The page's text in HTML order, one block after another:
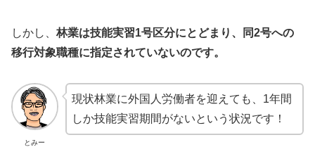
しかし、 林業は技能実習1号区分にとどまり、同2号への
移行対象職種に指定されていないのです。
とみー
現状林業に外国人労働者を迎えても、1年間
しか技能実習期間がないという状況です！